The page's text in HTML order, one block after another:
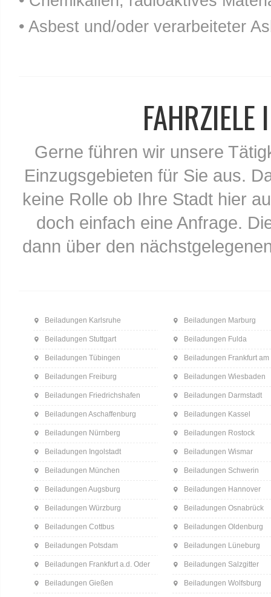
• Asbest und/oder verarbeiteter
Gerne führen wir unsere
Einzugsgebieten für Sie aus.
keine Rolle ob Ihre Stadt hier
doch einfach eine Anfrage.
dann über den
Beiladungen Karlsruhe
Beiladungen Stuttgart
Beiladungen Tübingen
Beiladungen Freiburg
Beiladungen Friedrichshafen
Beiladungen Aschaffenburg
Beiladungen Nürnberg
Beiladungen Ingolstadt
Beiladungen München
Beiladungen Augsburg
Beiladungen Würzburg
Beiladungen Cottbus
Beiladungen Potsdam
Beiladungen Frankfurt a.d. Oder
Beiladungen Gießen
Beiladungen Marburg
Beiladungen Fulda
Beiladungen Frankfurt am
Beiladungen Wiesbaden
Beiladungen Darmstadt
Beiladungen Kassel
Beiladungen Rostock
Beiladungen Wismar
Beiladungen Schwerin
Beiladungen Hannover
Beiladungen Osnabrück
Beiladungen Oldenburg
Beiladungen Lüneburg
Beiladungen Salzgitter
Beiladungen Wolfsburg